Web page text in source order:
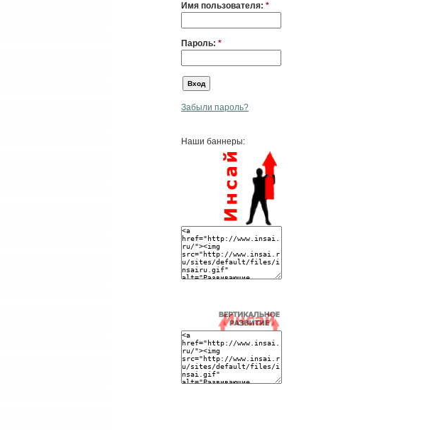
Имя пользователя: *
Пароль: *
Забыли пароль?
Наши баннеры: